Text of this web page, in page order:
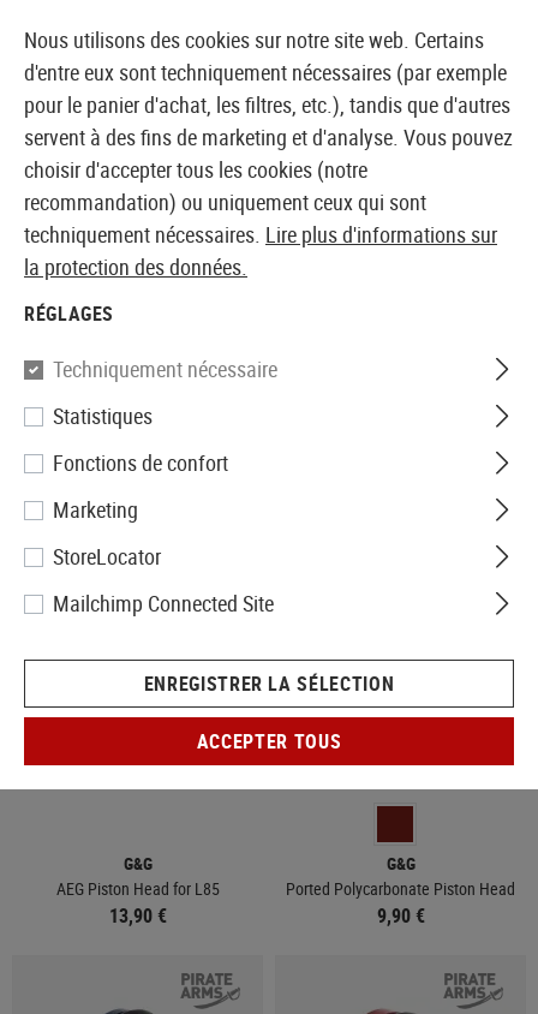
BOUTIQUE ET GROSSISTE EUROPÉEN AIRSOFT
Accueil Tuning et pièces détachées AEG Interne
RESSORTS
EN STOCK
G&G
AEG Piston Head for L85
13,90 €
EN STOCK
G&G
Ported Polycarbonate Piston Head
9,90 €
Nous utilisons des cookies sur notre site web. Certains
d'entre eux sont techniquement nécessaires (par exemple
pour le panier d'achat, les filtres, etc.), tandis que d'autres
servent à des fins de marketing et d'analyse. Vous pouvez
choisir d'accepter tous les cookies (notre
recommandation) ou uniquement ceux qui sont
techniquement nécessaires. Lire plus d'informations sur
la protection des données.
RÉGLAGES
Techniquement nécessaire
Statistiques
Fonctions de confort
Marketing
StoreLocator
Mailchimp Connected Site
ENREGISTRER LA SÉLECTION
ACCEPTER TOUS